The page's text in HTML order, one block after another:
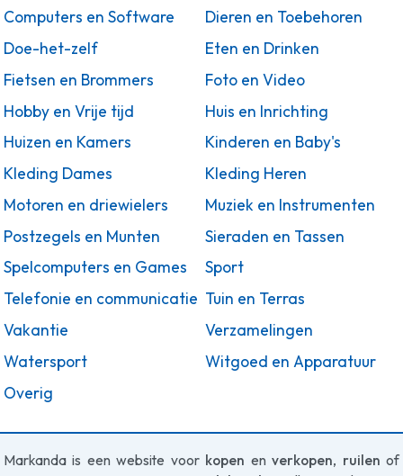
Computers en Software
Dieren en Toebehoren
Doe-het-zelf
Eten en Drinken
Fietsen en Brommers
Foto en Video
Hobby en Vrije tijd
Huis en Inrichting
Huizen en Kamers
Kinderen en Baby's
Kleding Dames
Kleding Heren
Motoren en driewielers
Muziek en Instrumenten
Postzegels en Munten
Sieraden en Tassen
Spelcomputers en Games
Sport
Telefonie en communicatie Tuin en Terras
Vakantie
Verzamelingen
Watersport
Witgoed en Apparatuur
Overig
Markanda is een website voor kopen enverkopen, ruilen of